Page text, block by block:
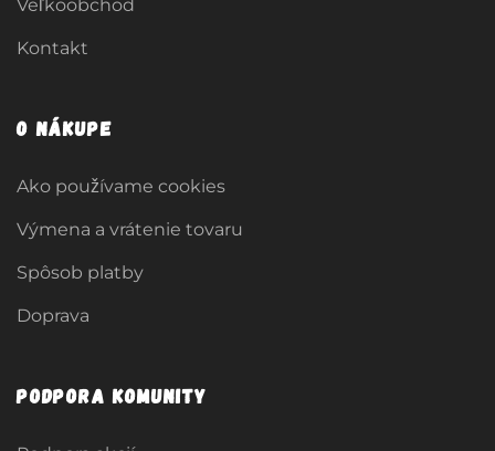
Veľkoobchod
Kontakt
O nákupe
Ako používame cookies
Výmena a vrátenie tovaru
Spôsob platby
Doprava
Podpora komunity